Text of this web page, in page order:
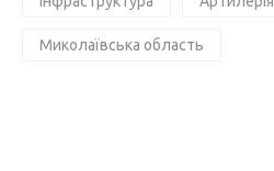
Миколаївська область